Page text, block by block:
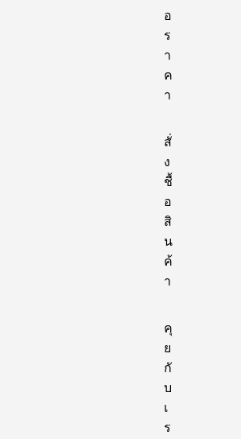
อ
ร
า
ค
า
สั่
ง
ชื้
อ
สิ
น
ค้
า
คุ
ย
กั
บ
เ
ร